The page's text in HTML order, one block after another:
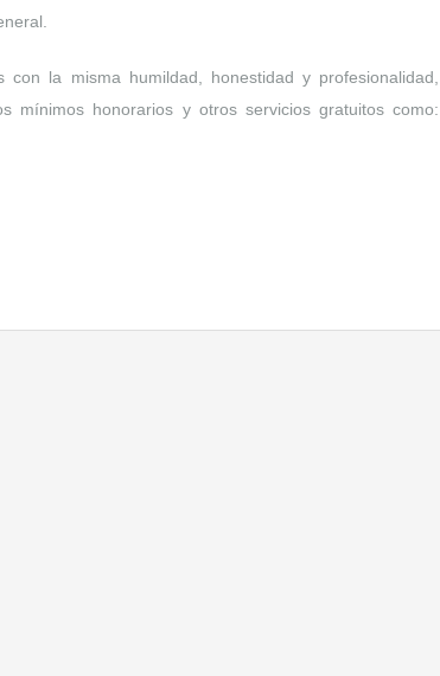
la misma humildad, honestidad y profesionalidad,
mínimos honorarios y otros servicios gratuitos como: